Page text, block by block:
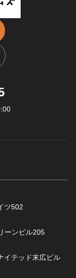
ツ502
ーンビル205
テッド末広ビル